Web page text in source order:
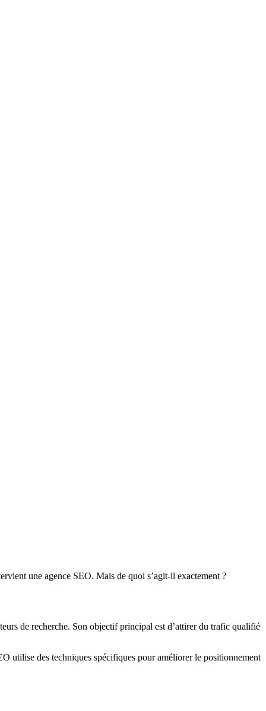
une agence SEO. Mais de quoi s’agit-il exactement ?
de recherche. Son objectif principal est d’attirer du trafic qualifié
utilise des techniques spécifiques pour améliorer le positionnement